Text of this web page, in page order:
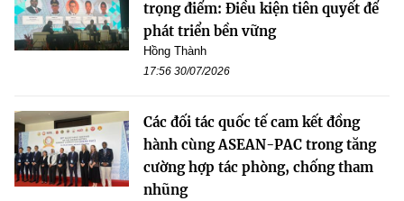
trọng điểm: Điều kiện tiên quyết để
phát triển bền vững
Hồng Thành
17:56 30/07/2026
Các đối tác quốc tế cam kết đồng
hành cùng ASEAN-PAC trong tăng
cường hợp tác phòng, chống tham
nhũng